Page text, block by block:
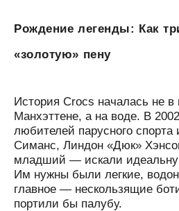
Рождение легенды: Как
«золотую» пену
История Crocs началась не
Манхэттене, а на воде. В
любителей парусного
Симанс, Линдон «Дюк»
младший — искали
Им нужны были легкие,
главное — нескользящие
портили бы палубу.